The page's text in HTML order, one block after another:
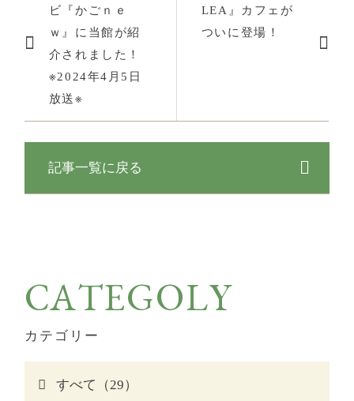
ビ『かごｎｅ
ｗ』に当館が紹
介されました！
※2024年4月5日
放送※
LEA』カフェが
ついに登場！
記事一覧に戻る
CATEGOLY
カテゴリー
すべて（29）